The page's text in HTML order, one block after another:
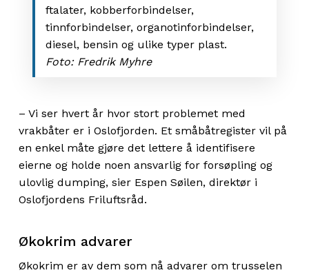
ftalater, kobberforbindelser,
tinnforbindelser, organotinforbindelser,
diesel, bensin og ulike typer plast.
Foto: Fredrik Myhre
– Vi ser hvert år hvor stort problemet med
vrakbåter er i Oslofjorden. Et småbåtregister vil på
en enkel måte gjøre det lettere å identifisere
eierne og holde noen ansvarlig for forsøpling og
ulovlig dumping, sier Espen Søilen, direktør i
Oslofjordens Friluftsråd.
Økokrim advarer
Økokrim er av dem som nå advarer om trusselen